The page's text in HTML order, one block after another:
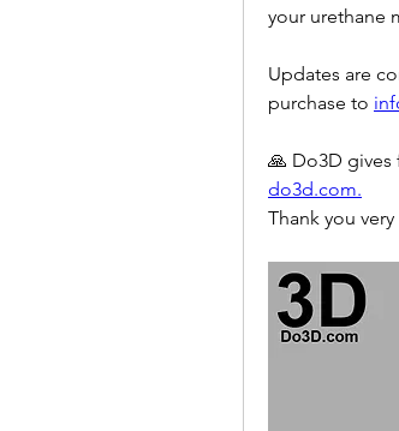
your urethane
Updates are
purchase to
do3d.com.
Thank you